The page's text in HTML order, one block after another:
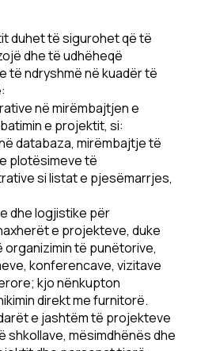
duhet të sigurohet që të
dhe të udhëheqë
ndryshmë në kuadër të
në mirëmbajtjen e
e projektit, si:
databaza, mirëmbajtje të
plotësimeve të
si listat e pjesëmarrjes,
dhe logjistike për
e projekteve, duke
të punëtorive,
konferencave, vizitave
kjo nënkupton
direkt me furnitorë.
e jashtëm të projekteve
shkollave, mësimdhënës dhe